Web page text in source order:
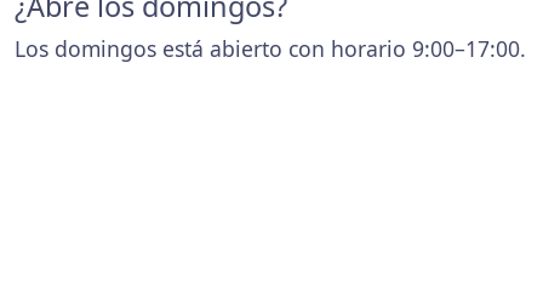
Los domingos está abierto con horario 9:00–17:00.